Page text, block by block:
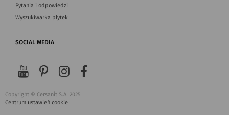
Pytania i odpowiedzi
Wyszukiwarka płytek
SOCIAL MEDIA
Copyright © Cersanit S.A. 2025
Centrum ustawień cookie